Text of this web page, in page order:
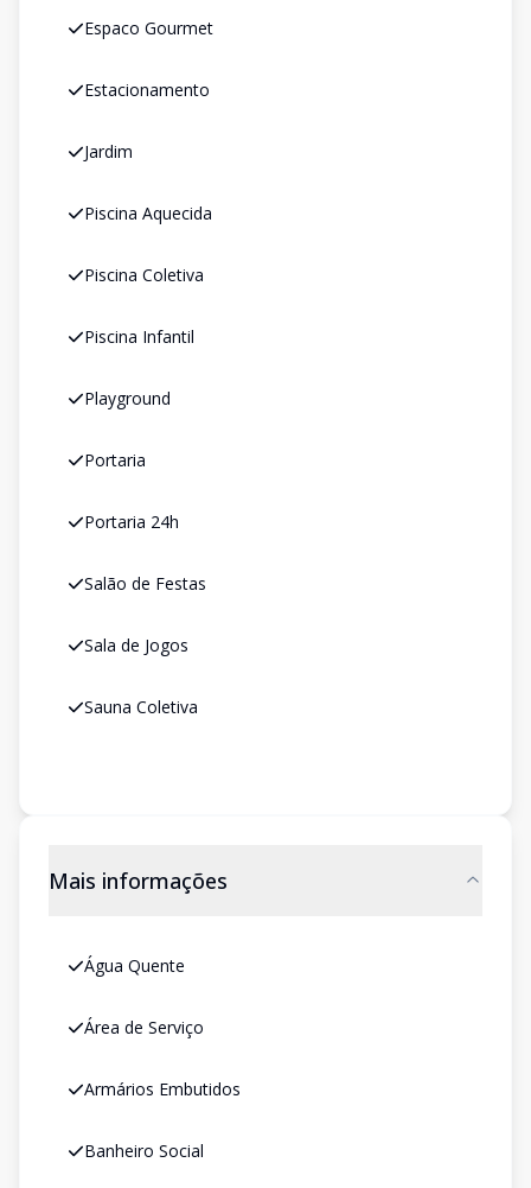
Espaco Gourmet
Estacionamento
Jardim
Piscina Aquecida
Piscina Coletiva
Piscina Infantil
Playground
Portaria
Portaria 24h
Salão de Festas
Sala de Jogos
Sauna Coletiva
Mais informações
Água Quente
Área de Serviço
Armários Embutidos
Banheiro Social